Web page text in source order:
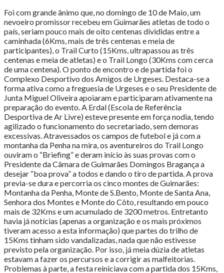
Foi com grande ânimo que, no domingo de 10 de Maio, um
nevoeiro promissor recebeu em Guimarães atletas de todo o
país, seriam pouco mais de oito centenas divididas entre a
caminhada (6Kms, mais de três centenas e meia de
participantes), o Trail Curto (15Kms, ultrapassou as três
centenas e meia de atletas) e o Trail Longo (30Kms com cerca
de uma centena). O ponto de encontro e de partida foi o
Complexo Desportivo dos Amigos de Urgeses. Destaca-se a
forma ativa como a freguesia de Urgeses e o seu Presidente de
Junta Miguel Oliveira apoiaram e participaram ativamente na
preparação do evento. A Erdal (Escola de Referência
Desportiva de Ar Livre) esteve presente em força nodia, tendo
agilizado o funcionamento do secretariado, sem demoras
excessivas. Atravessados os campos de futebol e já com a
montanha da Penha na mira, os aventureiros do Trail Longo
ouviram o “Briefing” e deram início às suas provas com o
Presidente da Câmara de Guimarães Domingos Bragança a
desejar “boa prova” a todos e dando o tiro de partida. A prova
previa-se dura e percorria os cinco montes de Guimarães:
Montanha da Penha, Monte de S.Bento, Monte de Santa Ana,
Senhora dos Montes e Monte do Côto, resultando em pouco
mais de 32Kms e um acumulado de 3200 metros. Entretanto
havia já notícias (apenas a organização e os mais próximos
tiveram acesso a esta informação) que partes do trilho de
15Kms tinham sido vandalizadas, nada que não estivesse
previsto pela organização. Por isso, já meia dúzia de atletas
estavam a fazer os percursos e a corrigir as malfeitorias.
Problemas à parte, a festa reiniciava com a partida dos 15Kms,